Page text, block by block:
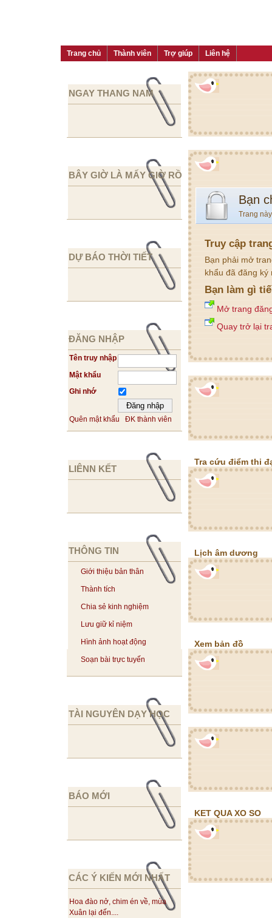
Trang chủ Thành viên Trợ giúp Liên hệ
NGAY THANG NAM
BÂY GIỜ LÀ MẤY GIỜ RỒI
DỰ BÁO THỜI TIẾT
ĐĂNG NHẬP
Tên truy nhập
Mật khẩu
Ghi nhớ
Quên mật khẩu ĐK thành viên
LIÊNN KẾT
THÔNG TIN
Giới thiệu bản thân
Thành tích
Chia sẻ kinh nghiệm
Lưu giữ kỉ niệm
Hình ảnh hoạt động
Soạn bài trực tuyến
TÀI NGUYÊN DẠY HỌC
BÁO MỚI
CÁC Ý KIẾN MỚI NHẤT
Hoa đào nở, chim én về, mùa
Xuân lại đến....
Bạn
Trang
Truy cập
Bạn phải mở
khẩu đã đăng
Bạn làm gì
Mở trang
Quay trở lại
Tra cứu điểm thi
Lịch âm dương
Xem bản đồ
KET QUA XO SO